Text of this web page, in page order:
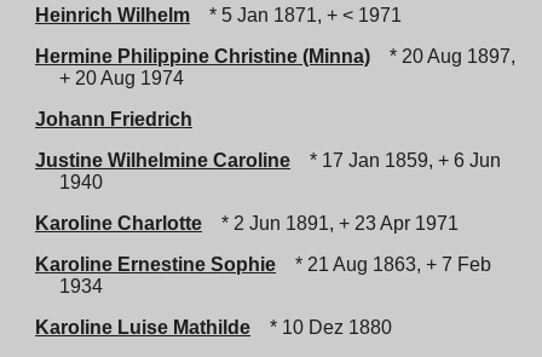
Heinrich Wilhelm
* 5 Jan 1871, + < 1971
Hermine Philippine Christine (Minna)
* 20 Aug 1897,
+ 20 Aug 1974
Johann Friedrich
Justine Wilhelmine Caroline
* 17 Jan 1859, + 6 Jun
1940
Karoline Charlotte
* 2 Jun 1891, + 23 Apr 1971
Karoline Ernestine Sophie
* 21 Aug 1863, + 7 Feb
1934
Karoline Luise Mathilde
* 10 Dez 1880